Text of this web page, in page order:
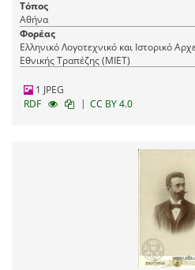
Τόπος
Αθήνα
Φορέας
Ελληνικό Λογοτεχνικό και Ιστορικό
Εθνικής Τραπέζης (ΜΙΕΤ)
1 JPEG
RDF
| CC BY 4.0